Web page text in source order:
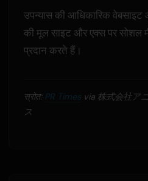
उपन्यास की आधिकारिक
की मूल साइट और एक्स पर
प्रदान करते हैं।
स्रोत: PR Timesvia 株式会社ア
ス